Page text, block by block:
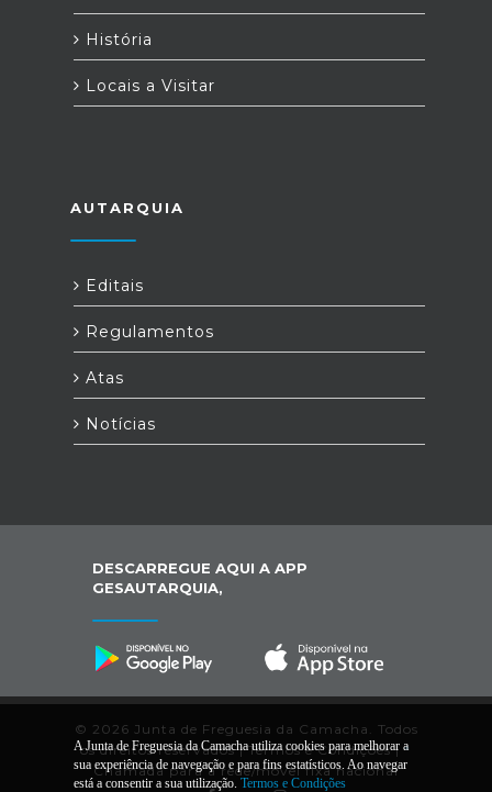
História
Locais a Visitar
AUTARQUIA
Editais
Regulamentos
Atas
Notícias
DESCARREGUE AQUI A APP
GESAUTARQUIA,
© 2026 Junta de Freguesia da Camacha. Todos
os direitos reservados |Termos e Condições|*
Chamada para a rede/móvel fixa nacional
A Junta de Freguesia da Camacha utiliza cookies para melhorar a
sua experiência de navegação e para fins estatísticos. Ao navegar
está a consentir a sua utilização. Termos e Condições